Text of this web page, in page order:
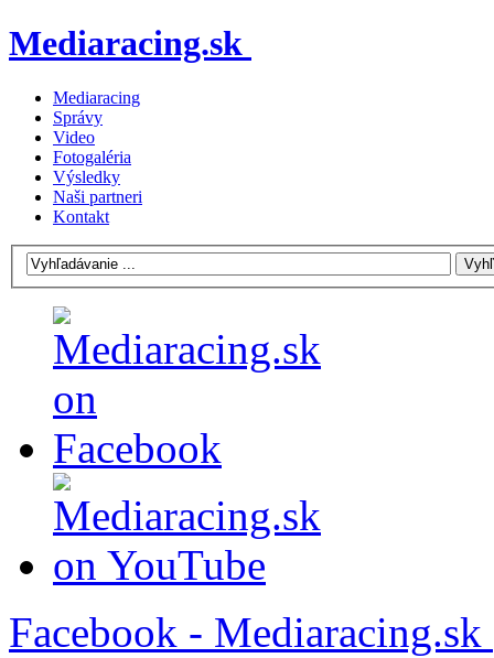
Mediaracing.sk
Mediaracing
Správy
Video
Fotogaléria
Výsledky
Naši partneri
Kontakt
Facebook - Mediaracing.sk